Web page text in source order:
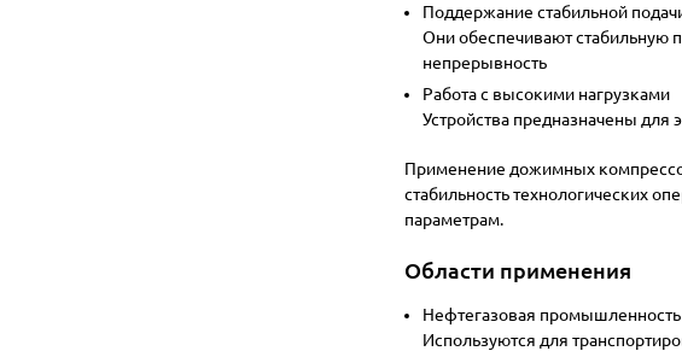
Поддержание стабильной
Они обеспечивают стабильную
непрерывность
Работа с высокими нагрузками
Устройства предназначены для
Применение дожимных
стабильность технологических
параметрам.
Области применения
Нефтегазовая промышленность
Используются для